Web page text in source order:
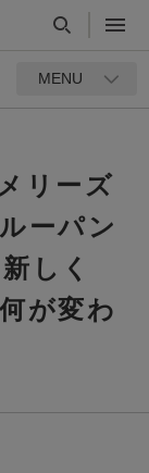
MENU
リーズ
ーパン
しく
が変わ